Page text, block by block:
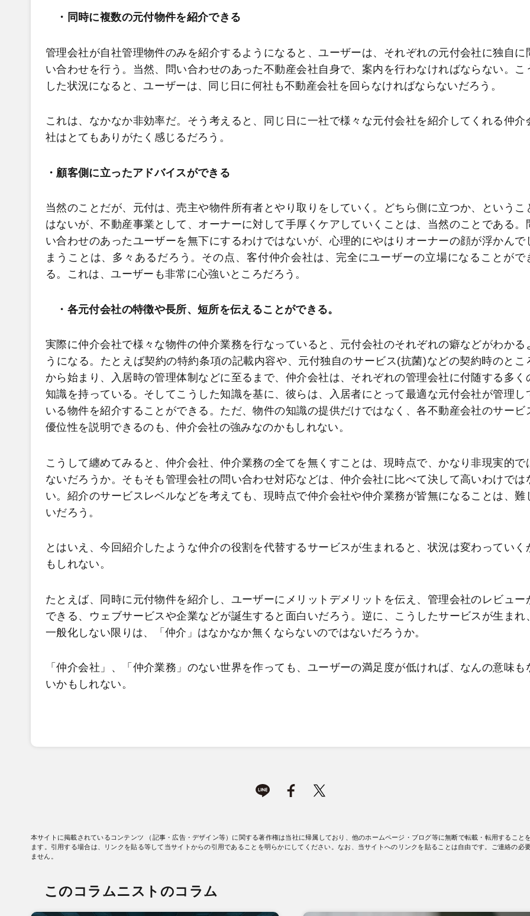
・同時に複数の元付物件を紹介できる
管理会社が自社管理物件のみを紹介するようになると、ユーザーは、それぞれの元付会社に独自に
い合わせを行う。当然、問い合わせのあった不動産会社自身で、案内を行わなければならない。こ
した状況になると、ユーザーは、同じ日に何社も不動産会社を回らなければならないだろう。
これは、なかなか非効率だ。そう考えると、同じ日に一社で様々な元付会社を紹介してくれる仲介
社はとてもありがたく感じるだろう。
・顧客側に立ったアドバイスができる
当然のことだが、元付は、売主や物件所有者とやり取りをしていく。どちら側に立つか、というこ
はないが、不動産事業として、オーナーに対して手厚くケアしていくことは、当然のことである。
い合わせのあったユーザーを無下にするわけではないが、心理的にやはりオーナーの顔が浮かんで
まうことは、多々あるだろう。その点、客付仲介会社は、完全にユーザーの立場になることがで
る。これは、ユーザーも非常に心強いところだろう。
・各元付会社の特徴や長所、短所を伝えることができる。
実際に仲介会社で様々な物件の仲介業務を行なっていると、元付会社のそれぞれの癖などがわかる
うになる。たとえば契約の特約条項の記載内容や、元付独自のサービス(抗菌)などの契約時のとこ
から始まり、入居時の管理体制などに至るまで、仲介会社は、それぞれの管理会社に付随する多く
知識を持っている。そしてこうした知識を基に、彼らは、入居者にとって最適な元付会社が管理し
いる物件を紹介することができる。ただ、物件の知識の提供だけではなく、各不動産会社のサービ
優位性を説明できるのも、仲介会社の強みなのかもしれない。
こうして纏めてみると、仲介会社、仲介業務の全てを無くすことは、現時点で、かなり非現実的で
ないだろうか。そもそも管理会社の問い合わせ対応などは、仲介会社に比べて決して高いわけでは
い。紹介のサービスレベルなどを考えても、現時点で仲介会社や仲介業務が皆無になることは、難
いだろう。
とはいえ、今回紹介したような仲介の役割を代替するサービスが生まれると、状況は変わっていく
もしれない。
たとえば、同時に元付物件を紹介し、ユーザーにメリットデメリットを伝え、管理会社のレビュー
できる、ウェブサービスや企業などが誕生すると面白いだろう。逆に、こうしたサービスが生まれ、
一般化しない限りは、「仲介」はなかなか無くならないのではないだろうか。
「仲介会社」、「仲介業務」のない世界を作っても、ユーザーの満足度が低ければ、なんの意味も
いかもしれない。
本サイトに掲載されているコンテンツ （記事・広告・デザイン等）に関する著作権は当社に帰属しており、他のホームページ・ブログ等に無断で転載・転用すること
ます。引用する場合は、リンクを貼る等して当サイトからの引用であることを明らかにしてください。なお、当サイトへのリンクを貼ることは自由です。ご連絡の必
ません。
このコラムニストのコラム